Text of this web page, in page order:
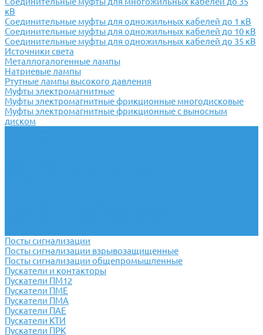
кВ
Соединительные муфты для одножильных кабелей до 1 кВ
Соединительные муфты для одножильных кабелей до 10 кВ
Соединительные муфты для одножильных кабелей до 35 кВ
Источники света
Металлогалогенные лампы
Натриевые лампы
Ртутные лампы высокого давления
Муфты электромагнитные
Муфты электромагнитные фрикционные многодисковые
Муфты электромагнитные фрикционные с выносным
диском
Посты сигнализации
Посты сигнализации взрывозащищенные
Посты сигнализации общепромышленные
Пускатели и контакторы
Пускатели ПМ12
Пускатели ПМЕ
Пускатели ПМА
Пускатели ПАЕ
Пускатели КТИ
Пускатели ПРК